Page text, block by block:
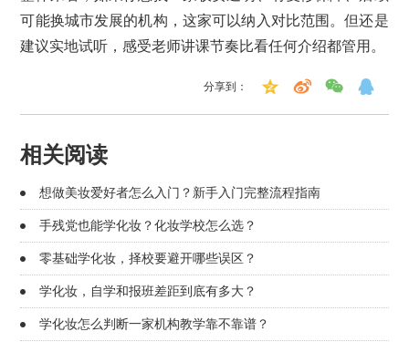
可能换城市发展的机构，这家可以纳入对比范围。但还是
建议实地试听，感受老师讲课节奏比看任何介绍都管用。
分享到：
相关阅读
想做美妆爱好者怎么入门？新手入门完整流程指南
手残党也能学化妆？化妆学校怎么选？
零基础学化妆，择校要避开哪些误区？
学化妆，自学和报班差距到底有多大？
学化妆怎么判断一家机构教学靠不靠谱？